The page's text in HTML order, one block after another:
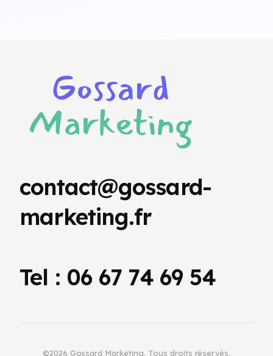
contact@gossard-
marketing.fr
Tel : 06 67 74 69 54
©2026 Gossard Marketing. Tous droits réservés.